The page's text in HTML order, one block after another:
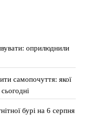
оприлюднили
самопочуття: якої
бурі на 6 серпня